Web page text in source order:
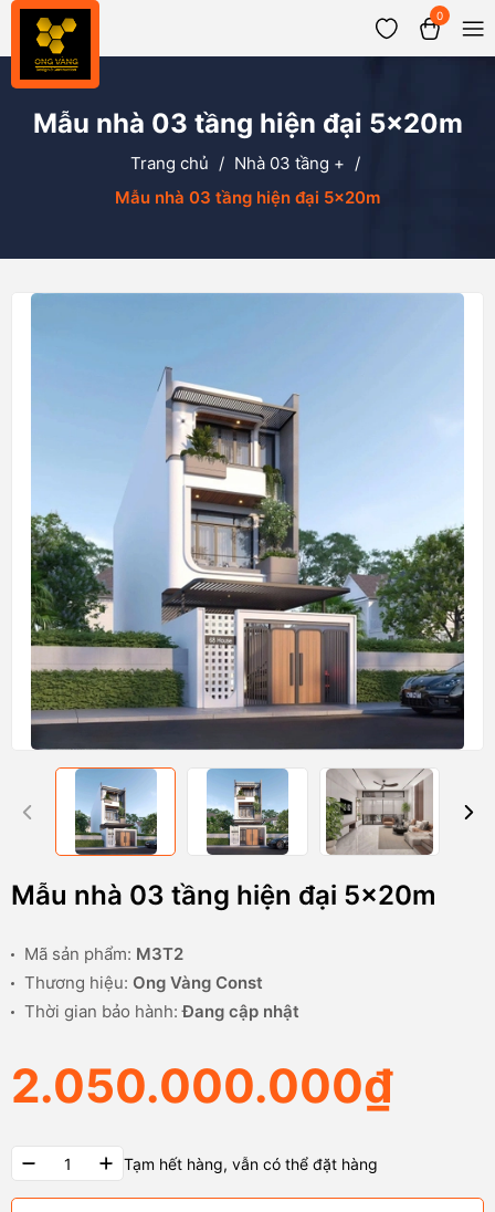
0
Mẫu nhà 03 tầng hiện đại 5x20m
Trang chủ / Nhà 03 tầng + /
Mẫu nhà 03 tầng hiện đại 5x20m
Mẫu nhà 03 tầng hiện đại 5x20m
Mã sản phẩm: M3T2
Thương hiệu: Ong Vàng Const
Thời gian bảo hành:Đang cập nhật
2.050.000.000₫
Tạm hết hàng, vẫn có thể đặt hàng